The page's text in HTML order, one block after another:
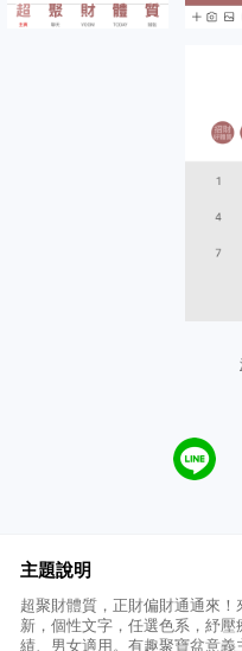
主題說明
超聚財體質，正財偏財通通來
新，個性文字，任選色系，紓
績、男女適用。有趣聚寶盆意義